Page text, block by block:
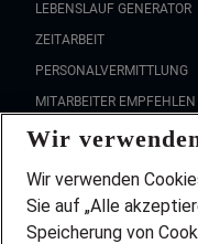
LEBENSLAUF GENERATOR
ZEITARBEIT
PERSONALVERMITTLUNG
MITARBEITER EMPFEHLEN
FAQ
Wir stellen ein!
DEINE BERUFSGRUPPE
DEINE LEBENSSITUATION
Wir
Wir verwenden
Sie auf „Alle
Speicherung von